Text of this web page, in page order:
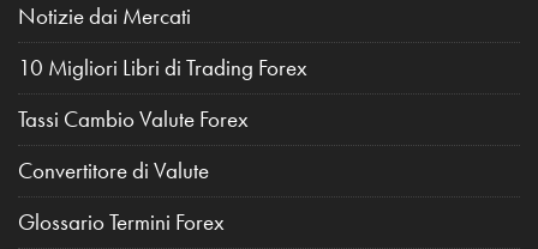
Notizie dai Mercati
10 Migliori Libri di Trading Forex
Tassi Cambio Valute Forex
Convertitore di Valute
Glossario Termini Forex